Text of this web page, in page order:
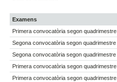
Examens
Primera convocatòria segon quadrimestre
Segona convocatòria segon quadrimestre
Segona convocatòria segon quadrimestre
Primera convocatòria segon quadrimestre
Primera convocatòria segon quadrimestre